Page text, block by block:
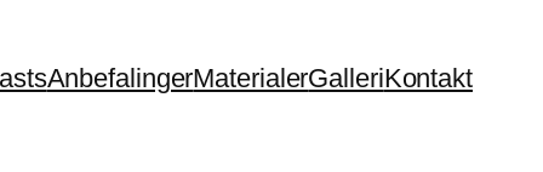
AnbefalingerMaterialerGalleriKontakt